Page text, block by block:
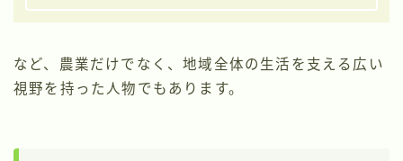
など、農業だけでなく、地域全体の生活を支える広い
視野を持った人物でもあります。